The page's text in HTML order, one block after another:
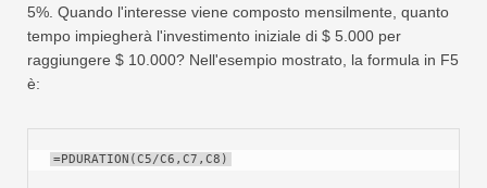
5%. Quando l'interesse viene composto mensilmente, quanto
tempo impiegherà l'investimento iniziale di $ 5.000 per
raggiungere $ 10.000? Nell'esempio mostrato, la formula in F5
è:
=PDURATION(C5/C6,C7,C8)